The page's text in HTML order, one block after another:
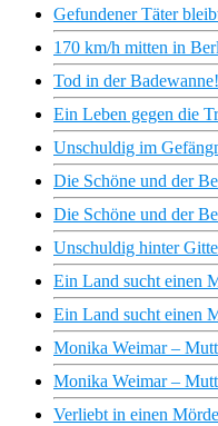
Gefundener Täter
170 km/h mitten in
Tod in der
Ein Leben gegen die
Unschuldig im
Die Schöne und der
Die Schöne und der
Unschuldig hinter
Ein Land sucht einen
Ein Land sucht einen
Monika Weimar –
Monika Weimar –
Verliebt in einen